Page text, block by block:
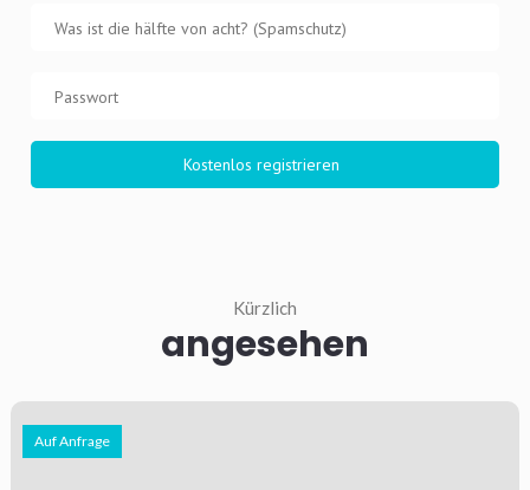
Kürzlich
angesehen
Auf Anfrage